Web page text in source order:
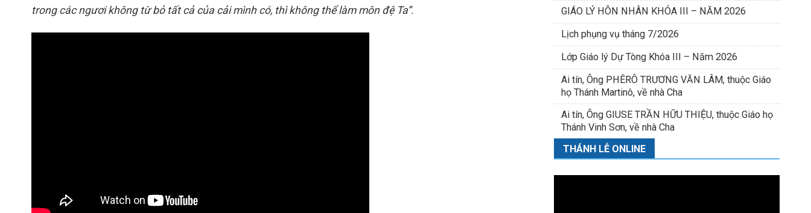
trong các ngươi không từ bỏ tất cả của cải mình có, thì không thể làm môn đệ Ta”.
GIÁO LÝ HÔN NHÂN KHÓA III – NĂM 2026
Lịch phụng vụ tháng 7/2026
Lớp Giáo lý Dự Tòng Khóa III – Năm 2026
Ai tín, Ông PHÊRÔ TRƯƠNG VĂN LÂM, thuộc Giáo
họ Thánh Martinô, về nhà Cha
Ai tín, Ông GIUSE TRẦN HỮU THIỆU, thuộc Giáo họ
Thánh Vinh Sơn, về nhà Cha
THÁNH LỄ ONLINE